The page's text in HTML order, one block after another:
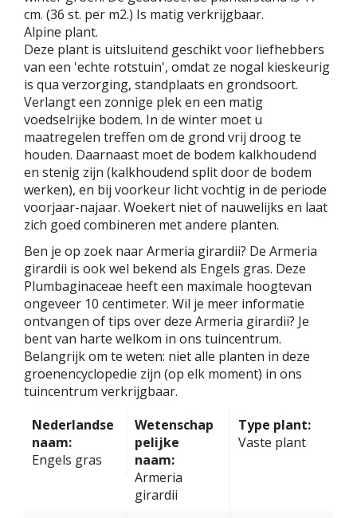
cm. (36 st. per m2.) Is matig verkrijgbaar.
Alpine plant.
Deze plant is uitsluitend geschikt voor liefhebbers
van een 'echte rotstuin', omdat ze nogal kieskeurig
is qua verzorging, standplaats en grondsoort.
Verlangt een zonnige plek en een matig
voedselrijke bodem. In de winter moet u
maatregelen treffen om de grond vrij droog te
houden. Daarnaast moet de bodem kalkhoudend
en stenig zijn (kalkhoudend split door de bodem
werken), en bij voorkeur licht vochtig in de periode
voorjaar-najaar. Woekert niet of nauwelijks en laat
zich goed combineren met andere planten.
Ben je op zoek naar Armeria girardii? De Armeria
girardii is ook wel bekend als Engels gras. Deze
Plumbaginaceae heeft een maximale hoogtevan
ongeveer 10 centimeter. Wil je meer informatie
ontvangen of tips over deze Armeria girardii? Je
bent van harte welkom in ons tuincentrum.
Belangrijk om te weten: niet alle planten in deze
groenencyclopedie zijn (op elk moment) in ons
tuincentrum verkrijgbaar.
Nederlandse
naam:
Engels gras
Wetenschap
pelijke
naam:
Armeria
girardii
Type plant:
Vaste plant